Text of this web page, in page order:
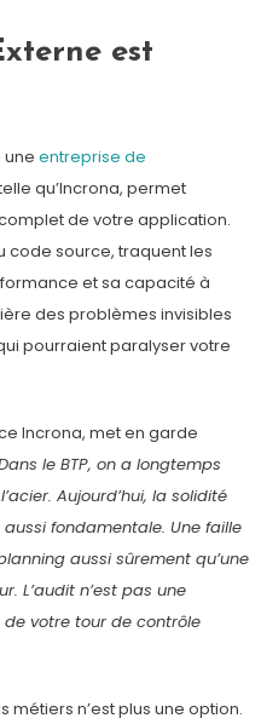
est
une entreprise de
qu’Incrona, permet
de votre application.
code source, traquent les
et sa capacité à
des problèmes invisibles
pourraient paralyser votre
Incrona, met en garde
le BTP, on a longtemps
Aujourd’hui, la solidité
fondamentale. Une faille
aussi sûrement qu’une
L’audit n’est pas une
de votre tour de contrôle
métiers n’est plus une option.